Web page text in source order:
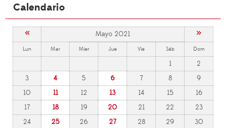
Calendario
« Mayo 2021 »
Lun Mar Mier Jue Vie Sáb Dom
1
2
3
4 5 6 7 8
9
10
11 12 13 14 15
16
17
18 19 20 21 22
23
24
25 26 27 28 29
30